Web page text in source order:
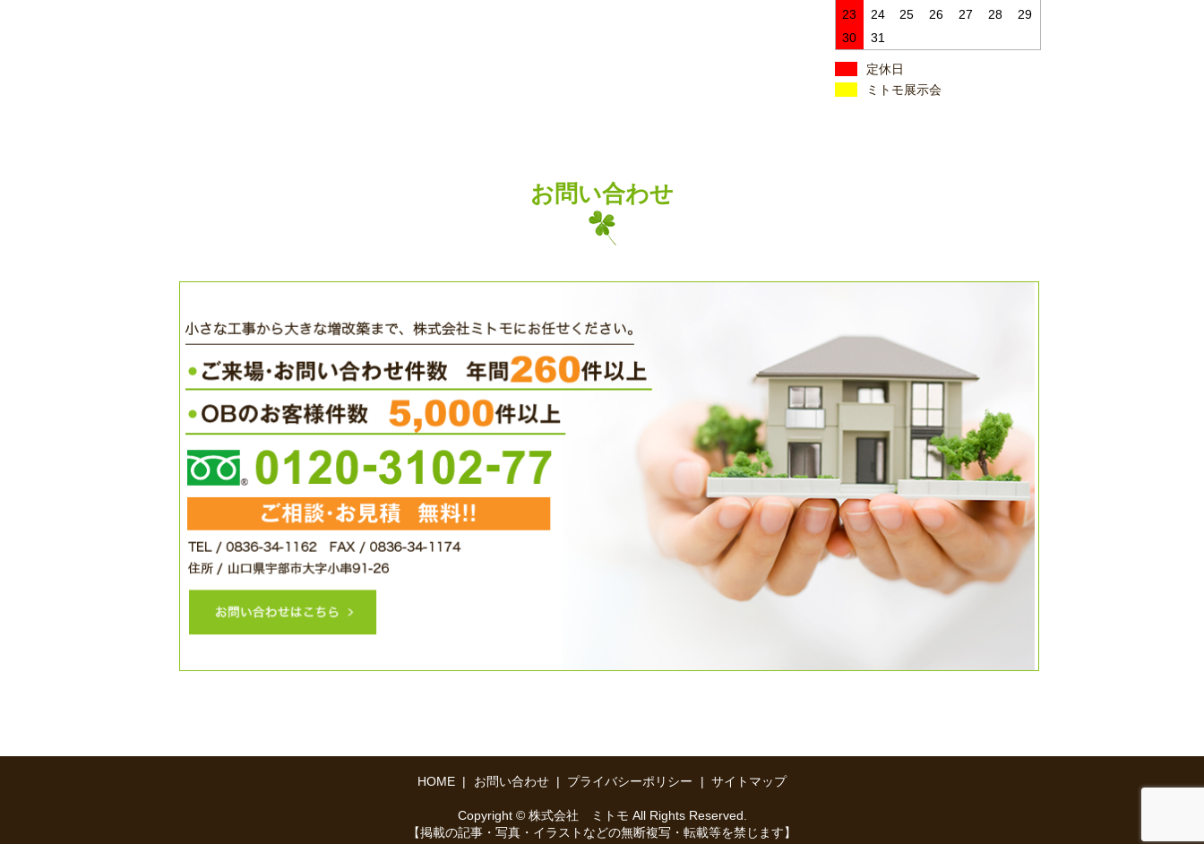
23
24 25 26 27 28
29
30
31
定休日
ミトモ展示会
お問い合わせ
HOME お問い合わせ プライバシーポリシー サイトマップ
Copyright © 株式会社 ミトモ All Rights Reserved.
【掲載の記事・写真・イラストなどの無断複写・転載等を禁じます】